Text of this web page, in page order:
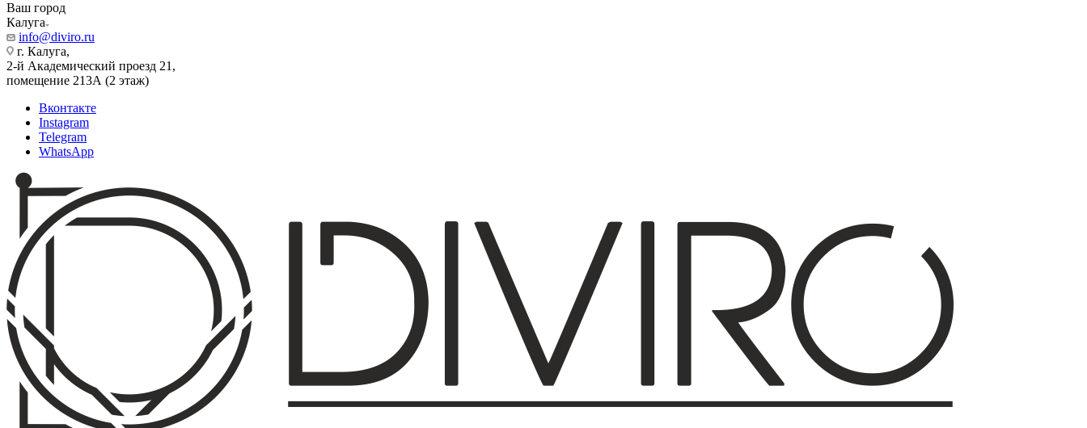
Ваш город
Калуга
info@diviro.ru
г. Калуга,
2-й Академический проезд 21,
помещение 213А (2 этаж)
Вконтакте
Instagram
Telegram
WhatsApp